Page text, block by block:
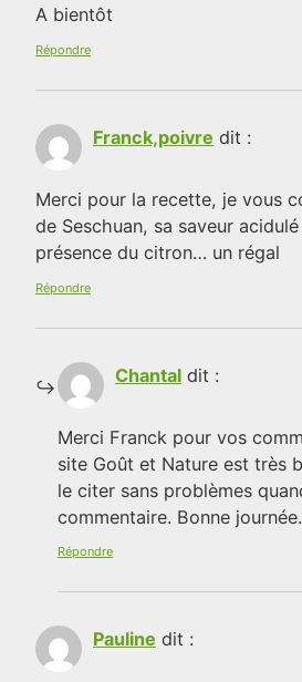
A bientôt
Répondre
Franck,poivre dit :
Merci pour la recette, je vous
de Seschuan, sa saveur
présence du citron… un régal
Répondre
Chantal dit :
Merci Franck pour vos
site Goût et Nature est très
le citer sans problèmes
commentaire. Bonne journée.
Répondre
Pauline dit :